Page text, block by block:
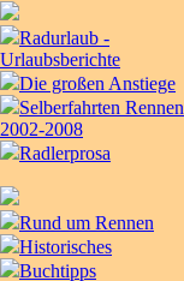
Radurlaub -
Urlaubsberichte
Die großen Anstiege
Selberfahrten Rennen
2002-2008
Radlerprosa
Rund um Rennen
Historisches
Buchtipps